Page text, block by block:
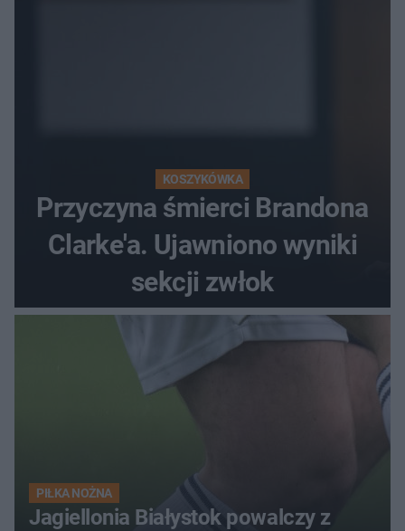
KOSZYKÓWKA
Przyczyna śmierci Brandona
Clarke'a. Ujawniono wyniki
sekcji zwłok
PIŁKA NOŻNA
Jagiellonia Białystok powalczy z